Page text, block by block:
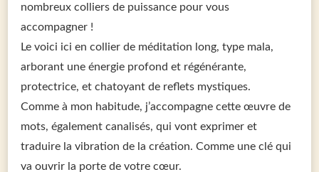
nombreux colliers de puissance pour vous
accompagner !
Le voici ici en collier de méditation long, type mala,
arborant une énergie profond et régénérante,
protectrice, et chatoyant de reflets mystiques.
Comme à mon habitude, j’accompagne cette œuvre de
mots, également canalisés, qui vont exprimer et
traduire la vibration de la création. Comme une clé qui
va ouvrir la porte de votre cœur.